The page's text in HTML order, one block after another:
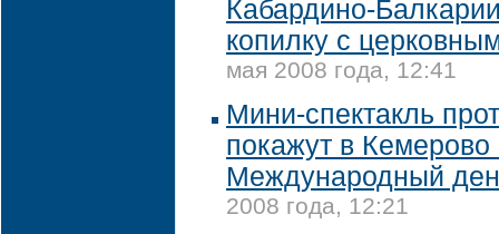
Кабардино-
копилку с
мая 2008 года, 12:41
Мини-спектакль
покажут в Кемерово
Международный
2008 года, 12:21